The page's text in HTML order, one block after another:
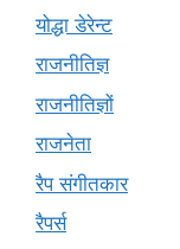
योद्धा डेरेन्ट
राजनीतिज्ञ
राजनीतिज्ञों
राजनेता
रैप संगीतकार
रैपर्स